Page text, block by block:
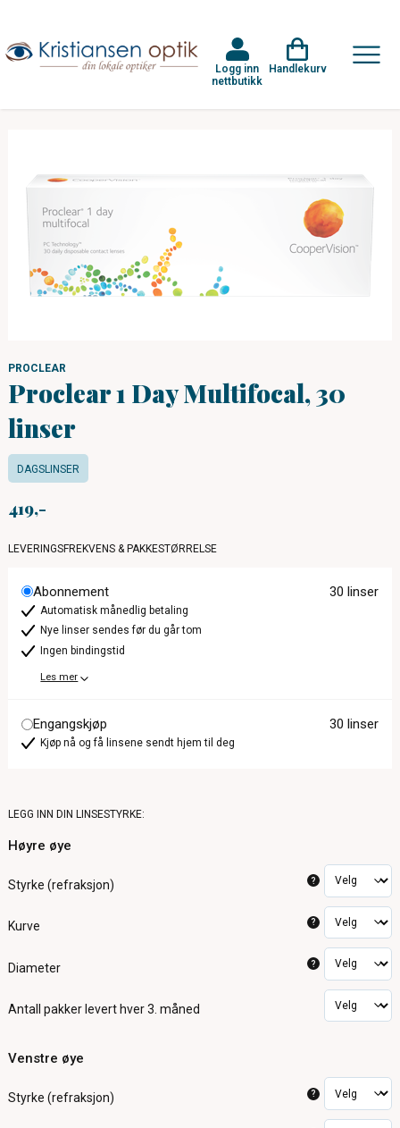
Logg inn
nettbutikk
Handlekurv
PROCLEAR
Proclear 1 Day Multifocal, 30
linser
DAGSLINSER
419
LEVERINGSFREKVENS & PAKKESTØRRELSE
Abonnement 30 linser
Automatisk månedlig betaling
Nye linser sendes før du går tom
Ingen bindingstid
Les mer
Engangskjøp 30 linser
Kjøp nå og få linsene sendt hjem til deg
LEGG INN DIN LINSESTYRKE:
Høyre øye
Styrke (refraksjon) ?
Kurve ?
Diameter ?
Antall pakker levert hver 3. måned
Venstre øye
Styrke (refraksjon) ?